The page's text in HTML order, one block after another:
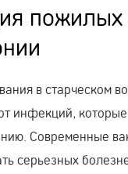
в старческом
инфекций,
Современные
серьезных